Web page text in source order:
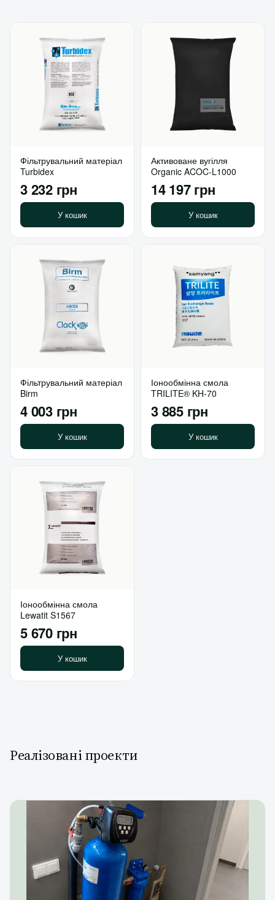
Фільтрувальний матеріал
Turbidex
3 232 грн
У кошик
Активоване вугілля
Organic ACOC-L1000
14 197 грн
У кошик
Фільтрувальний матеріал
Birm
4 003 грн
У кошик
Іонообмінна смола
TRILITE® KH-70
3 885 грн
У кошик
Іонообмінна смола
Lewatit S1567
5 670 грн
У кошик
Реалізовані проекти